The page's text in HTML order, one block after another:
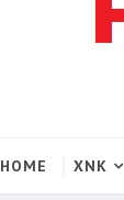
HOME XNK